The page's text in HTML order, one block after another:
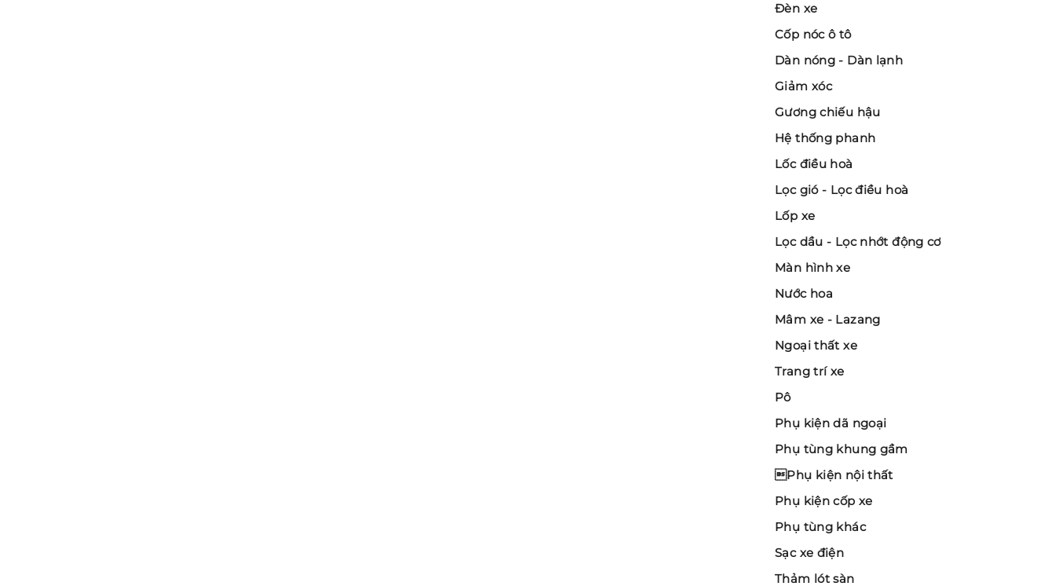
Đèn xe
Cốp nóc ô tô
Dàn nóng - Dàn lạnh
Giảm xóc
Gương chiếu hậu
Hệ thống phanh
Lốc điều hoà
Lọc gió - Lọc điều hoà
Lốp xe
Lọc dầu - Lọc nhớt động cơ
Màn hình xe
Nước hoa
Mâm xe - Lazang
Ngoại thất xe
Trang trí xe
Pô
Phụ kiện dã ngoại
Phụ tùng khung gầm
Phụ kiện nội thất
Phụ kiện cốp xe
Phụ tùng khác
Sạc xe điện
Thảm lót sàn